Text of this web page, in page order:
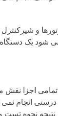
و
شود یک
تمامی اجزا‌‌‌
انجام
نحوه تست